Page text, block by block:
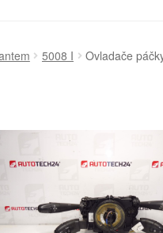
5008 I Ovladače